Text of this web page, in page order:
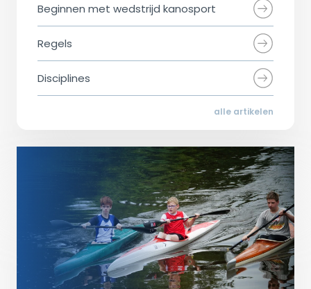
Beginnen met wedstrijd kanosport
Regels
Disciplines
alle artikelen